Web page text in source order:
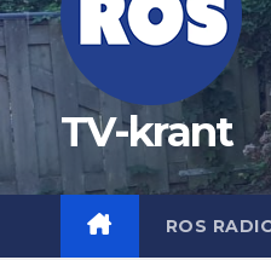
TV-krant
ROS